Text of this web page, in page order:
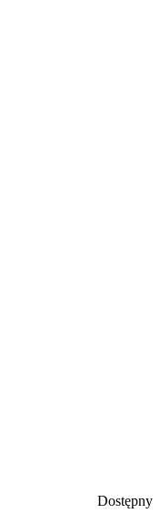
Dostępny